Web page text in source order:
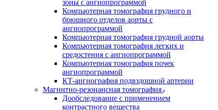
зоны с ангиопрограммой
Компьютерная томография грудного и
брюшного отделов аорты с
ангиопрограммой
Компьютерная томография грудной аорты
Компьютерная томография легких и
средостения с ангиопрограммой
Компьютерная томография почек
ангиопрограммой
КТ-ангиография подвздошной артерии
Магнитно-резонансная томография
Дообследование с применением
контрастного вещества